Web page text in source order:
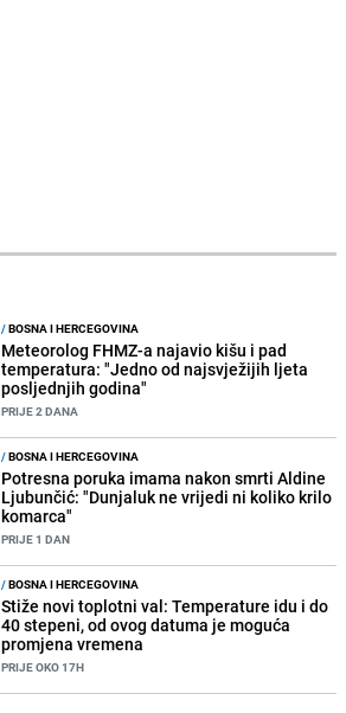
/BOSNA I HERCEGOVINA
Meteorolog FHMZ-a najavio kišu i pad
temperatura: "Jedno od najsvježijih ljeta
posljednjih godina"
PRIJE 2 DANA
/BOSNA I HERCEGOVINA
Potresna poruka imama nakon smrti Aldine
Ljubunčić: "Dunjaluk ne vrijedi ni koliko krilo
komarca"
PRIJE 1 DAN
/BOSNA I HERCEGOVINA
Stiže novi toplotni val: Temperature idu i do
40 stepeni, od ovog datuma je moguća
promjena vremena
PRIJE OKO 17H